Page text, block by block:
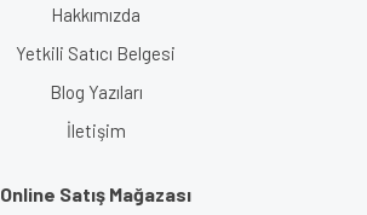
Hakkımızda
Yetkili Satıcı Belgesi
Blog Yazıları
İletişim
Online Satış Mağazası